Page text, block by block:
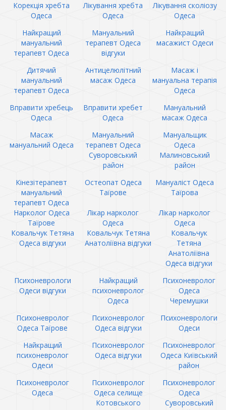
Корекція хребта
Одеса
Лікування хребта
Одеса
Лікування сколіозу
Одеса
Найкращий
мануальний
терапевт Одеса
Мануальний
терапевт Одеса
відгуки
Найкращий
масажист Одеси
Дитячий
мануальний
терапевт Одеса
Антицелюлітний
масаж Одеса
Масаж і
мануальна терапія
Одеса
Вправити хребець
Одеса
Вправити хребет
Одеса
Мануальний
масаж Одеса
Масаж
мануальний Одеса
Мануальний
терапевт Одеса
Суворовський
район
Мануальщик
Одеса
Малиновський
район
Кінезітерапевт
мануальний
терапевт Одеса
Остеопат Одеса
Таїрове
Мануаліст Одеса
Таїрова
Нарколог Одеса
Таїрове
Лікар нарколог
Одеса
Лікар нарколог
Одеса
Ковальчук Тетяна
Одеса відгуки
Ковальчук Тетяна
Анатоліївна відгуки
Ковальчук
Тетяна
Анатоліївна
Одеса відгуки
Психоневрологи
Одеси відгуки
Найкращий
психоневролог
Одеса
Психоневролог
Одеса
Черемушки
Психоневролог
Одеса Таїрове
Психоневролог
Одеса відгуки
Психоневрологи
Одеси
Найкращий
психоневролог
Одеси
Психоневролог
Одеса відгуки
Психоневролог
Одеса Київський
район
Психоневролог
Одеса
Психоневролог
Одеса селище
Котовського
Психоневролог
Одеса
Суворовський